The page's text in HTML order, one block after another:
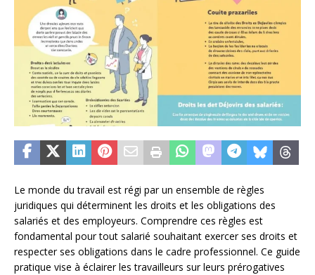
Le monde du travail est régi par un ensemble de règles
juridiques qui déterminent les droits et les obligations des
salariés et des employeurs. Comprendre ces règles est
fondamental pour tout salarié souhaitant exercer ses droits et
respecter ses obligations dans le cadre professionnel. Ce guide
pratique vise à éclairer les travailleurs sur leurs prérogatives